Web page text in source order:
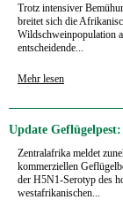
Trotz intensiver
breitet sich die
Wildschweinpopulation
entscheidende...
Mehr lesen
Update
Zentralafrika meldet
kommerziellen
der H5N1-Serotyp des
westafrikanischen...